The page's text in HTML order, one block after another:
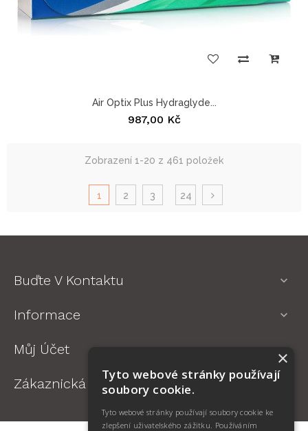
Air Optix Plus Hydraglyde...
987,00 Kč
Zobrazení 1-20 z 461 položek
1 2 3 24
Buďte V Kontaktu 
Informace 
Můj Účet
Zákaznická Podpora
×
Tyto webové stránky používají
soubory cookie.
Tyto webové stránky používají soubory cookie ke
zlepšení uživatelského zážitku. Používáním